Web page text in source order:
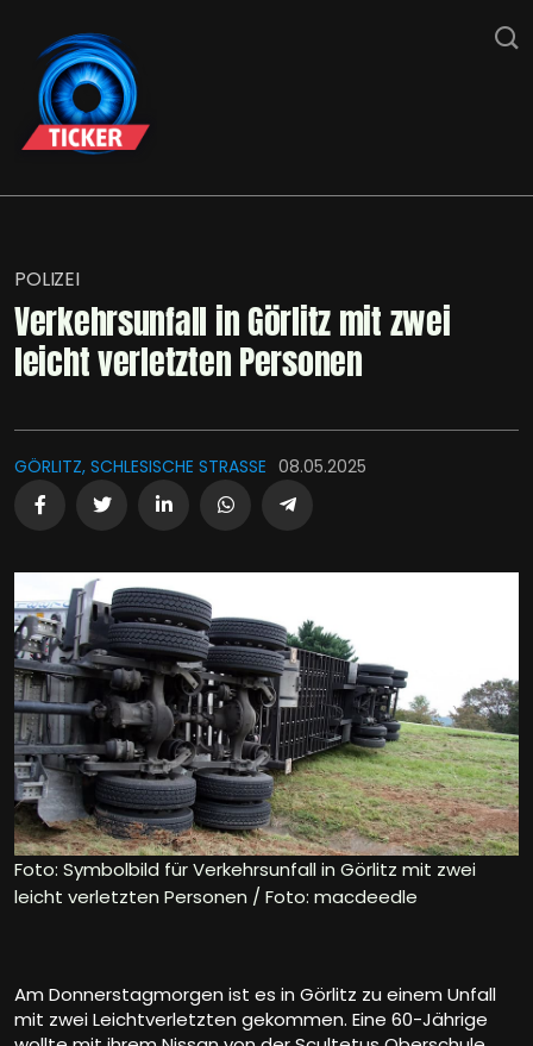
POLIZEI
Verkehrsunfall in Görlitz mit zwei
leicht verletzten Personen
GÖRLITZ, SCHLESISCHE STRASSE 08.05.2025
Foto: Symbolbild für Verkehrsunfall in Görlitz mit zwei
leicht verletzten Personen / Foto: macdeedle
Am Donnerstagmorgen ist es in Görlitz zu einem Unfall
mit zwei Leichtverletzten gekommen. Eine 60-Jährige